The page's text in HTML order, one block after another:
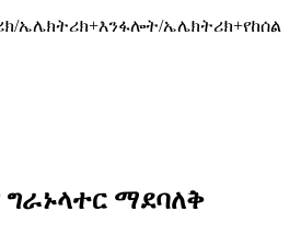
ኤሌክትሪክ+እንፋሎት/ኤሌክትሪክ+የከሰል
ማደባለቅ